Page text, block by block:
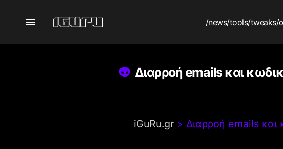
/news/tools/tweaks/
Διαρροή emails και
iGuRu.gr> Διαρροή emails